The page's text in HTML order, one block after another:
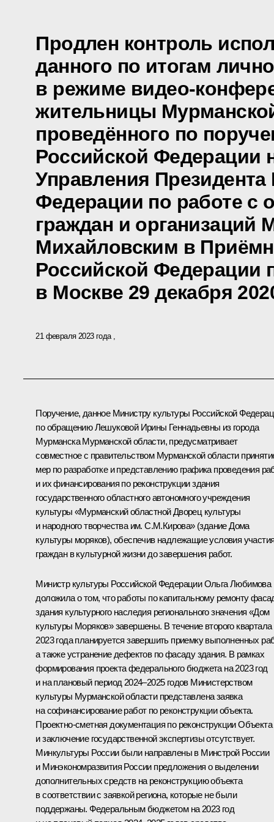
Продлен контроль
данного по итогам
в режиме видео-
жительницы
проведённого по
Российской Федерации
Управления Президента
Федерации по работе с
граждан и организаций
Михайловским в
Российской Федерации
в Москве 29 декабря
21 февраля 2023 года
Поручение, данное Министру культуры Российской
по обращению Лешуковой Ирины Геннадьевны из города
Мурманска Мурманской области, предусматривает
совместное с правительством Мурманской области
мер по разработке и представлению графика проведения
и их финансирования по реконструкции здания
государственного областного автономного учреждения
культуры «Мурманский областной Дворец культуры
и народного творчества им. С.М.Кирова» (здание Дома
культуры моряков), обеспечив надлежащие условия
граждан в культурной жизни до завершения работ.
Министр культуры Российской Федерации Ольга Любимова
доложила о том, что работы по капитальному ремонту
здания культурного наследия регионального значения «Дом
культуры Моряков» завершены. В течение второго квартала
2023 года планируется завершить приемку выполненных
а также устранение дефектов по фасаду здания. В рамках
формирования проекта федерального бюджета на 2023 год
и на плановый период 2024–2025 годов Министерством
культуры Мурманской области представлена заявка
на софинансирование работ по реконструкции объекта.
Проектно-сметная документация по реконструкции Объекта
и заключение государственной экспертизы отсутствует.
Минкультуры России были направлены в Минстрой России
и Минэкономразвития России предложения о выделении
дополнительных средств на реконструкцию объекта
в соответствии с заявкой региона, которые не были
поддержаны. Федеральным бюджетом на 2023 год